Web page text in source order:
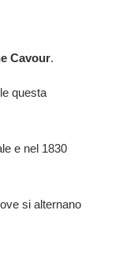
Cavour.
questa
e nel 1830
si alternano